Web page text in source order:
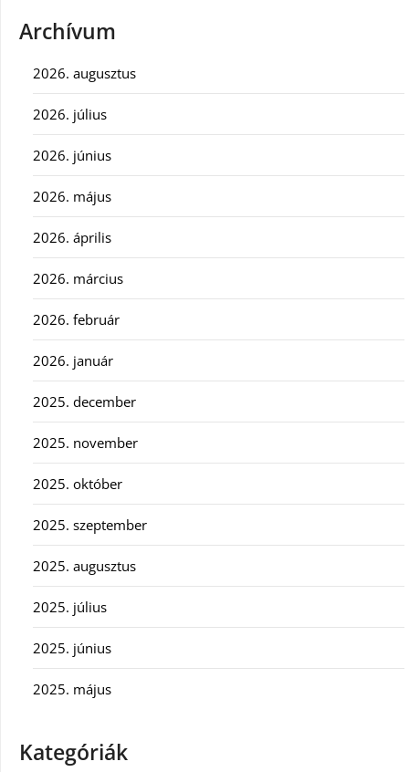
Archívum
2026. augusztus
2026. július
2026. június
2026. május
2026. április
2026. március
2026. február
2026. január
2025. december
2025. november
2025. október
2025. szeptember
2025. augusztus
2025. július
2025. június
2025. május
Kategóriák